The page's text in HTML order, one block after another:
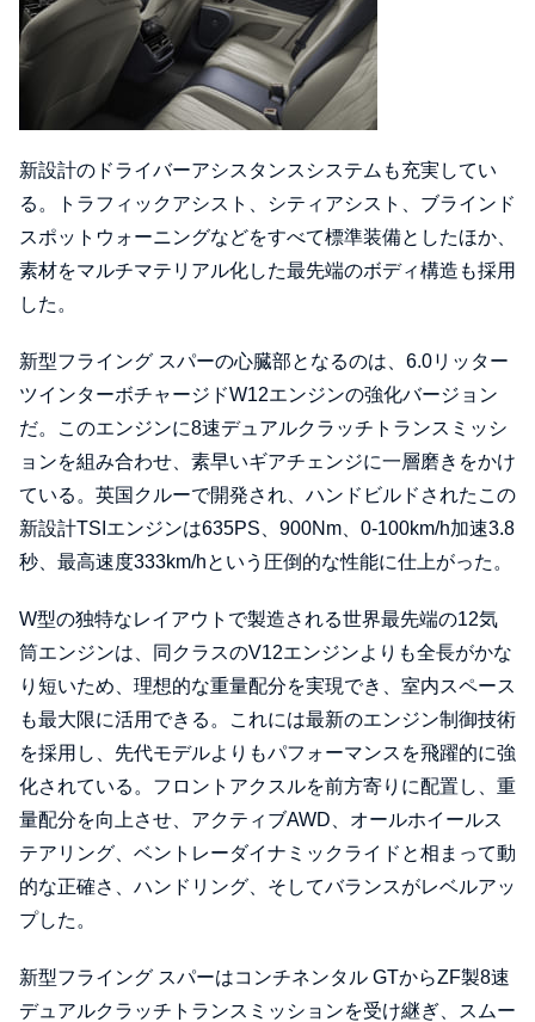
新設計のドライバーアシスタンスシステムも充実してい
る。トラフィックアシスト、シティアシスト、ブラインド
スポットウォーニングなどをすべて標準装備としたほか、
素材をマルチマテリアル化した最先端のボディ構造も採用
した。
新型フライング スパーの心臓部となるのは、6.0リッター
ツインターボチャージドW12エンジンの強化バージョン
だ。このエンジンに8速デュアルクラッチトランスミッシ
ョンを組み合わせ、素早いギアチェンジに一層磨きをかけ
ている。英国クルーで開発され、ハンドビルドされたこの
新設計TSIエンジンは635PS、900Nm、0-100km/h加速3.8
秒、最高速度333km/hという圧倒的な性能に仕上がった。
W型の独特なレイアウトで製造される世界最先端の12気
筒エンジンは、同クラスのV12エンジンよりも全長がかな
り短いため、理想的な重量配分を実現でき、室内スペース
も最大限に活用できる。これには最新のエンジン制御技術
を採用し、先代モデルよりもパフォーマンスを飛躍的に強
化されている。フロントアクスルを前方寄りに配置し、重
量配分を向上させ、アクティブAWD、オールホイールス
テアリング、ベントレーダイナミックライドと相まって動
的な正確さ、ハンドリング、そしてバランスがレベルアッ
プした。
新型フライング スパーはコンチネンタル GTからZF製8速
デュアルクラッチトランスミッションを受け継ぎ、スムー